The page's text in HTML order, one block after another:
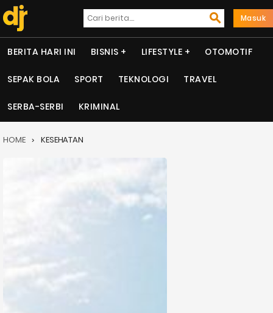
Masuk
BERITA HARI INI BISNIS LIFESTYLE OTOMOTIF
SEPAK BOLA SPORT TEKNOLOGI TRAVEL
SERBA-SERBI KRIMINAL
HOME KESEHATAN